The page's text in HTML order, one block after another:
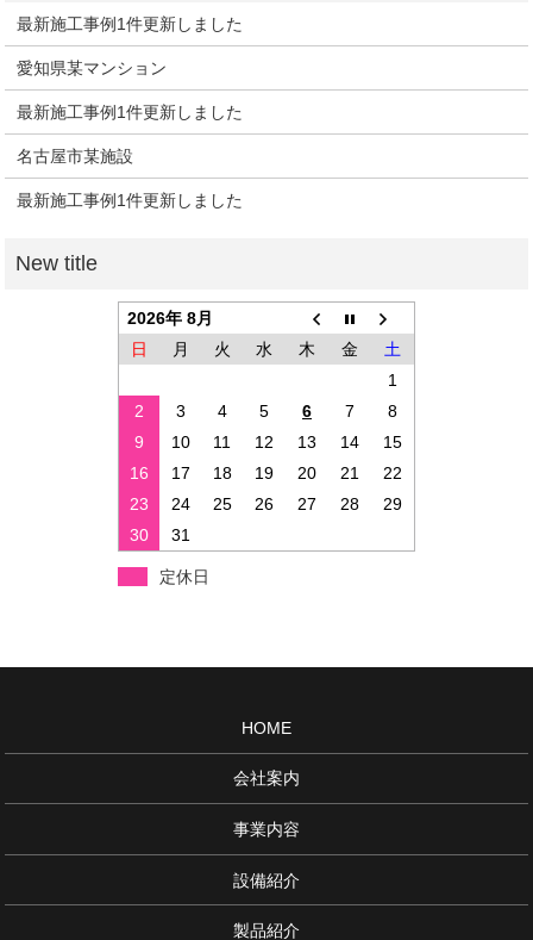
最新施工事例1件更新しました
愛知県某マンション
最新施工事例1件更新しました
名古屋市某施設
最新施工事例1件更新しました
2026年 8月
日
月 火 水 木 金
土
1
2
3 4 5 6 7
8
9
10 11 12 13 14
15
16
17 18 19 20 21
22
23
24 25 26 27 28
29
30
31
定休日
HOME
会社案内
事業内容
設備紹介
製品紹介